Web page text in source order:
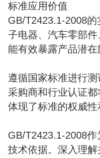
标准应用价值
GB/T2423.1-2008
子电器、汽车零部
能有效暴露产品潜
遵循国家标准进行
采购商和行业认证
体现了标准的权威
GB/T2423.1-2008
技术依据。深入理